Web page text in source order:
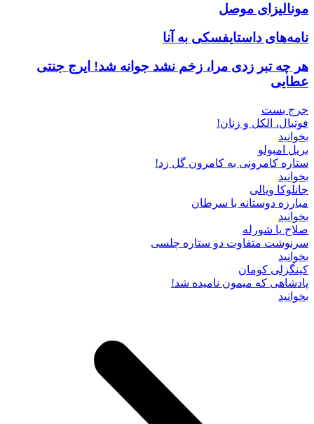
مونالیزای موصل
نامه‌های داستایفسکی به آنا
هر چه تبر زدی مرا، زخم نشد جوانه شد! ایرج جنتی
عطایی
جرج بست
فوتبال، الکل و زنان!
بخوانید
بریل امبولو
ستاره کامرونی به کامرون گل زد!
بخوانید
جانلوکا ویالی
مبارزه دوستانه با سرطان
بخوانید
صلاح یا شورله
سرنوشت متفاوت دو ستاره چلسی
بخوانید
کینگزلی کومان
پادشاهی که میمون نامیده شد!
بخوانید